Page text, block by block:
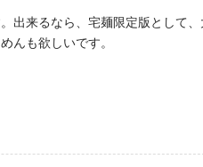
出来るなら、宅麺限定版として
んも欲しいです。